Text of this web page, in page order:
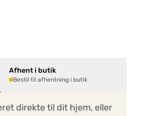
Afhent i butik
Bestil til afhentning i butik
direkte til dit hjem, eller